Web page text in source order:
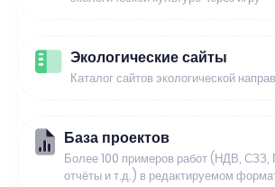
Экологические сайты
Каталог сайтов экологической
База проектов
Более 100 примеров работ (НДВ,
отчёты и т.д.) в редактируемом